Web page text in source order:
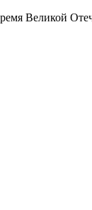
Великой